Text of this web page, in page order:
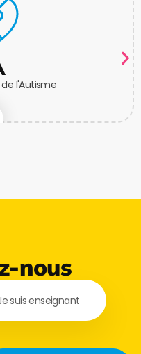
l'Autisme
nous
suis enseignant